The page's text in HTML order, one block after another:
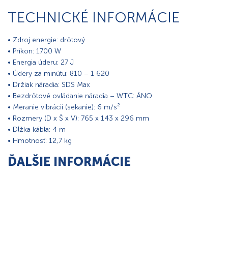
TECHNICKÉ INFORMÁCIE
• Zdroj energie: drôtový
• Príkon: 1700 W
• Energia úderu: 27 J
• Údery za minútu: 810 – 1 620
• Držiak náradia: SDS Max
• Bezdrôtové ovládanie náradia – WTC: ÁNO
• Meranie vibrácií (sekanie): 6 m/s²
• Rozmery (D x Š x V): 765 x 143 x 296 mm
• Dĺžka kábla: 4 m
• Hmotnosť: 12,7 kg
ĎALŠIE INFORMÁCIE